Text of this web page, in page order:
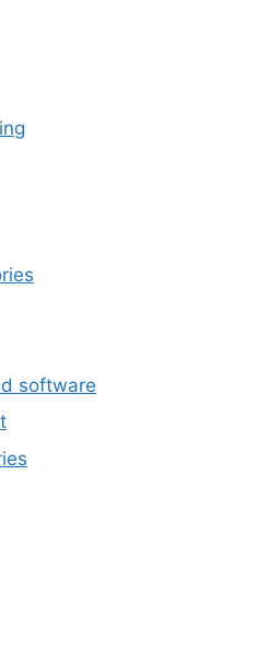
software